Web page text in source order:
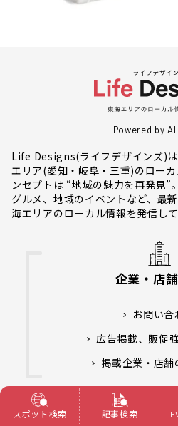
Powered by
Life Designs(ライフデザインズ)
エリア(愛知・岐阜・三重)のロー
ンセプトは “地域の魅力を再発見”
グルメ、地域のイベントなど、最
海エリアのローカル情報を発信して
企業・店
お問い合
広告掲載、販促
掲載企業・店舗
おすすめスポッ
Webライタ
スポット検索 記事検索